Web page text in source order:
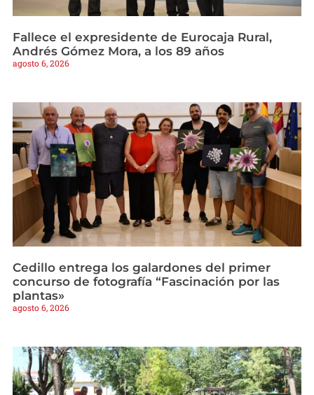
Fallece el expresidente de Eurocaja Rural,
Andrés Gómez Mora, a los 89 años
agosto 6, 2026
Cedillo entrega los galardones del primer
concurso de fotografía “Fascinación por las
plantas»
agosto 6, 2026